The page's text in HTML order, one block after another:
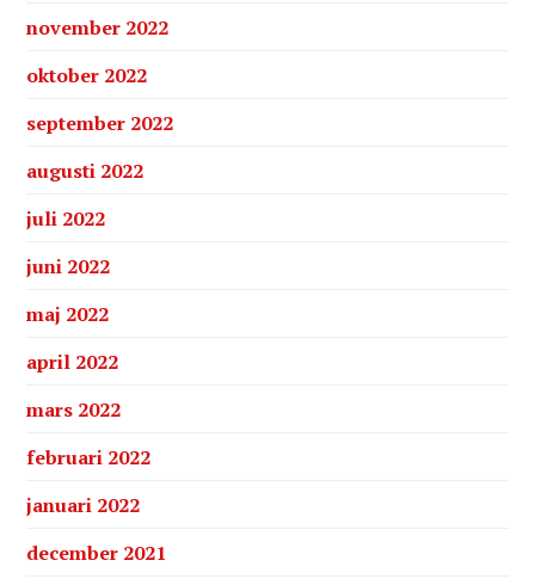
november 2022
oktober 2022
september 2022
augusti 2022
juli 2022
juni 2022
maj 2022
april 2022
mars 2022
februari 2022
januari 2022
december 2021